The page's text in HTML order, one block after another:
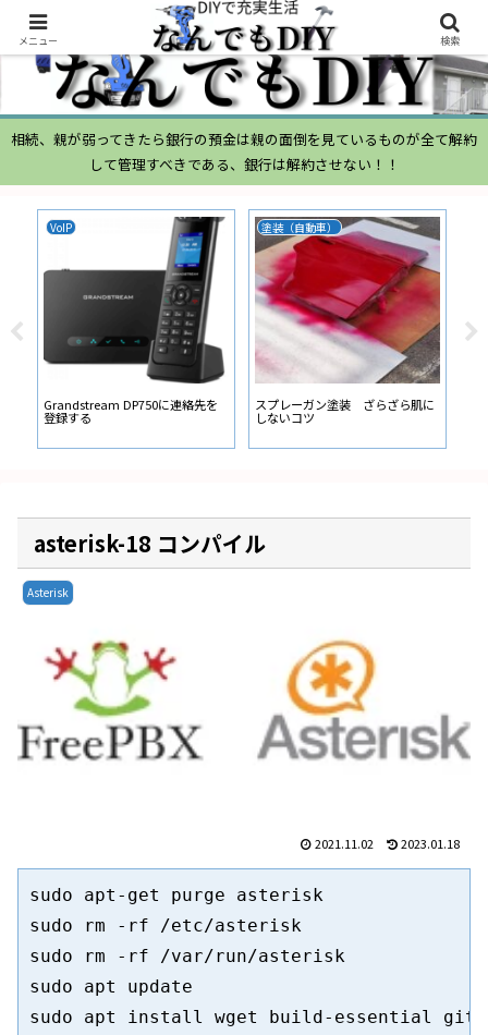
相続、親が弱ってきたら銀行の預金は親の面倒を見ているものが全て解約
して管理すべきである、銀行は解約させない！！
ムーヴ
ムーヴ L150S ブローバイガス
経路からの オイル吹き返し量が多
い
N-BOX
ATOTO N-BOX バックカメラ ガ
イド線の設定
asterisk-18 コンパイル
Asterisk
2021.11.02 2023.01.18
sudo apt-get purge asterisk
sudo rm -rf /etc/asterisk
sudo rm -rf /var/run/asterisk
sudo apt update
sudo apt install wget build-essential git
メニュー 検索